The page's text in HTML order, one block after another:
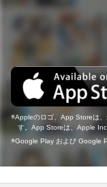
Appleのロゴ、App Storeは
す。App Storeは、Apple
Google Play および Google